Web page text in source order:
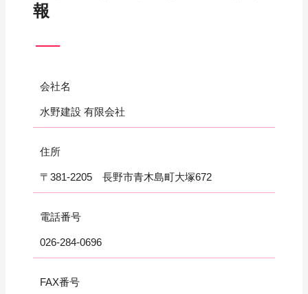
報
会社名
水野建設 有限会社
住所
〒381-2205 長野市青木島町大塚672
電話番号
026-284-0696
FAX番号